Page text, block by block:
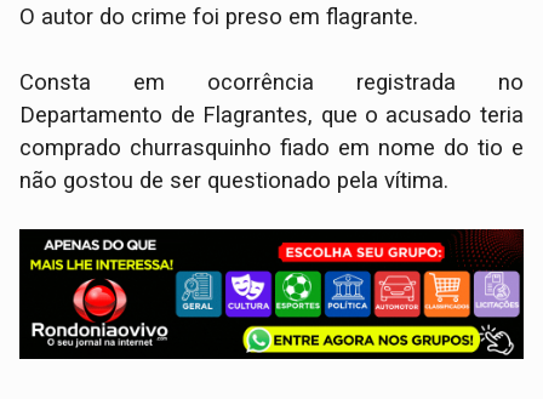
O autor do crime foi preso em flagrante.
Consta em ocorrência registrada no
Departamento de Flagrantes, que o acusado teria
comprado churrasquinho fiado em nome do tio e
não gostou de ser questionado pela vítima.